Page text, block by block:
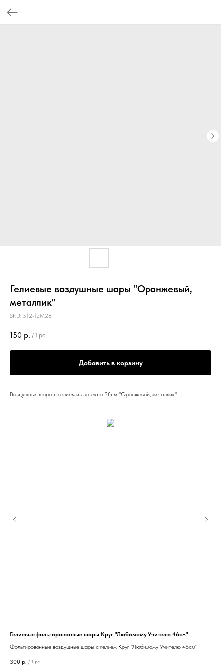
Гелиевые воздушные шары "Оранжевый,
металлик"
SKU: 512-12M28
150 р. / 1 pc
Добавить в корзину
Воздушные шары с гелием из латекса 30см "Оранжевый, металлик"
Гелиевые фольгированные шары Круг "Любимому Учителю 46см"
Фольгированные воздушные шары с гелием Круг "Любимому Учителю 46см"
300 р. / 1 pc